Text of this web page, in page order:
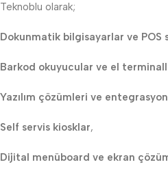
Teknoblu olarak;
Dokunmatik bilgisayarlar ve POS
Barkod okuyucular ve el
Yazılım çözümleri ve
Self servis kiosklar,
Dijital menüboard ve ekran